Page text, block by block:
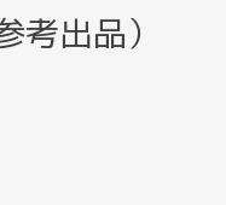
考出品）